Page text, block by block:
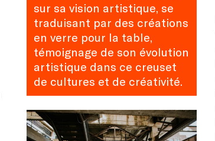
sur sa vision artistique, se
traduisant par des créations
en verre pour la table,
témoignage de son évolution
artistique dans ce creuset
de cultures et de créativité.